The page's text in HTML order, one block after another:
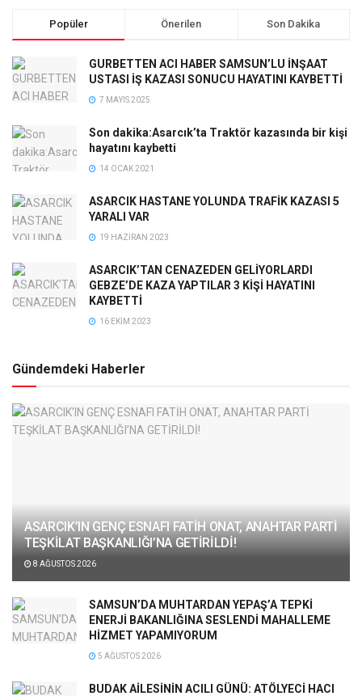
Popüler Önerilen Son Dakika
GURBETTEN ACI HABER SAMSUN’LU İNŞAAT
USTASI İŞ KAZASI SONUCU HAYATINI KAYBETTİ
7 MAYIS 2025
Son dakika:Asarcık’ta Traktör kazasında bir kişi
hayatını kaybetti
14 OCAK 2021
ASARCIK HASTANE YOLUNDA TRAFİK KAZASI 5
YARALI VAR
19 HAZIRAN 2023
ASARCIK’TAN CENAZEDEN GELİYORLARDI
GEBZE’DE KAZA YAPTILAR 3 KİŞİ HAYATINI
KAYBETTİ
16 EKIM 2023
Gündemdeki Haberler
ASARCIK’IN GENÇ ESNAFI FATİH ONAT, ANAHTAR PARTİ
TEŞKİLAT BAŞKANLIĞI’NA GETİRİLDİ!
8 AĞUSTOS 2026
SAMSUN’DA MUHTARDAN YEPAŞ’A TEPKİ
ENERJİ BAKANLIĞINA SESLENDİ MAHALLEME
HİZMET YAPAMIYORUM
5 AĞUSTOS 2026
BUDAK AİLESİNİN ACILI GÜNÜ: ATÖLYECİ HACI